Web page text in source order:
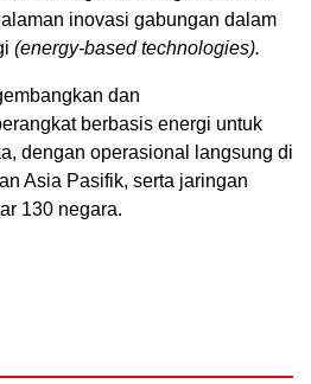
inovasi gabungan dalam
(energy-based technologies).
dan
berbasis energi untuk
dengan operasional langsung di
Asia Pasifik, serta jaringan
130 negara.